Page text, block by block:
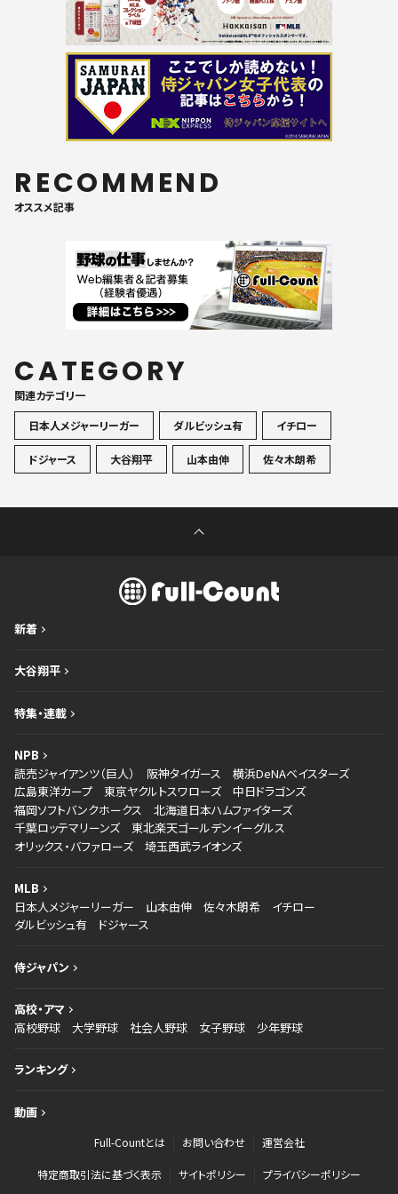
RECOMMEND
オススメ記事
CATEGORY
関連カテゴリ一
日本人メジャーリーガー
ダルビッシュ有 イチロー
ドジャース 大谷翔平 山本由伸 佐々木朗希
新着
大谷翔平
特集・連載
NPB
読売ジャイアンツ（巨人）
阪神タイガース
横浜DeNAベイスターズ
広島東洋カープ
東京ヤクルトスワローズ
中日ドラゴンズ
福岡ソフトバンクホークス
北海道日本ハムファイターズ
千葉ロッテマリーンズ
東北楽天ゴールデンイーグルス
オリックス・バファローズ
埼玉西武ライオンズ
MLB
日本人メジャーリーガー
山本由伸 佐々木朗希
イチロー
ダルビッシュ有
ドジャース
侍ジャパン
高校・アマ
高校野球
大学野球 社会人野球 女子野球 少年野球
ランキング
動画
Full-Countとは お問い合わせ 運営会社
特定商取引法に基づく表示 サイトポリシー プライバシーポリシー